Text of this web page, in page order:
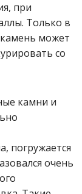
при
Только в
может
со
камни и
погружается
очень